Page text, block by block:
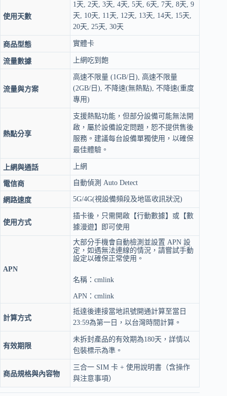
30
｜
4G/5G
吃
到
｜
件
使用天數
1天, 2天, 3天, 4天, 5天, 6天, 7天, 8天, 9
天, 10天, 11天, 12天, 13天, 14天, 15天,
20天, 25天, 30天
商品型態 實體卡
流量數據 上網吃到飽
流量與方案
高速不限量 (1GB/日), 高速不限量
(2GB/日), 不降速(無熱點), 不降速(重度
專用)
熱點分享
支援熱點功能，但部分設備可能無法開
啟，屬於設備設定問題，恕不提供售後
服務。建議每台設備單獨使用，以確保
最佳體驗。
上網與通話 上網
電信商 自動偵測 Auto Detect
網路速度 5G/4G(視設備頻段及地區收訊狀況)
使用方式
插卡後，只需開啟【行動數據】或【數
據漫遊】即可使用
APN
大部分手機會自動檢測並設置 APN 設
定，如遇無法連線的情況，請嘗試手動
設定以確保正常使用。
名稱：cmlink
APN：cmlink
計算方式
抵達後連接當地訊號開通計算至當日
23:59為第一日，以台灣時間計算。
有效期限
未拆封產品的有效期為180天，詳情以
包裝標示為準。
商品規格與內容物
三合一 SIM 卡 + 使用說明書（含操作
與注意事項）